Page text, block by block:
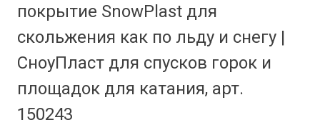
покрытие SnowPlast для
скольжения как по льду и снегу |
СноуПласт для спусков горок и
площадок для катания, арт.
150243